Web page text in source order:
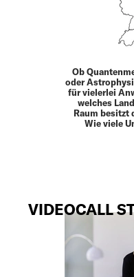
Ob
oder
für vielerlei
welches
Raum besitzt
Wie viele
VIDEOCALL